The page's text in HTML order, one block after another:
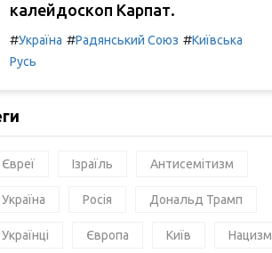
калейдоскоп Карпат.
#Україна #Радянський Союз #Київська
Русь
Євреї Ізраїль Антисемітизм
Україна Росія Дональд Трамп
Українці Європа Київ Нацизм